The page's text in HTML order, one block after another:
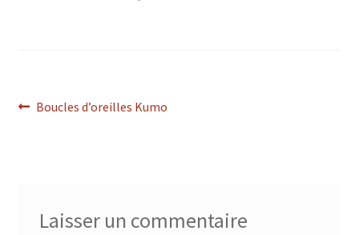
Navigation
Article
Boucles d’oreilles Kumo
Laisser un commentaire